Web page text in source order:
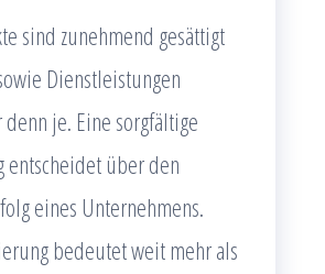
sind zunehmend gesättigt
Dienstleistungen
je. Eine sorgfältige
entscheidet über den
eines Unternehmens.
bedeutet weit mehr als